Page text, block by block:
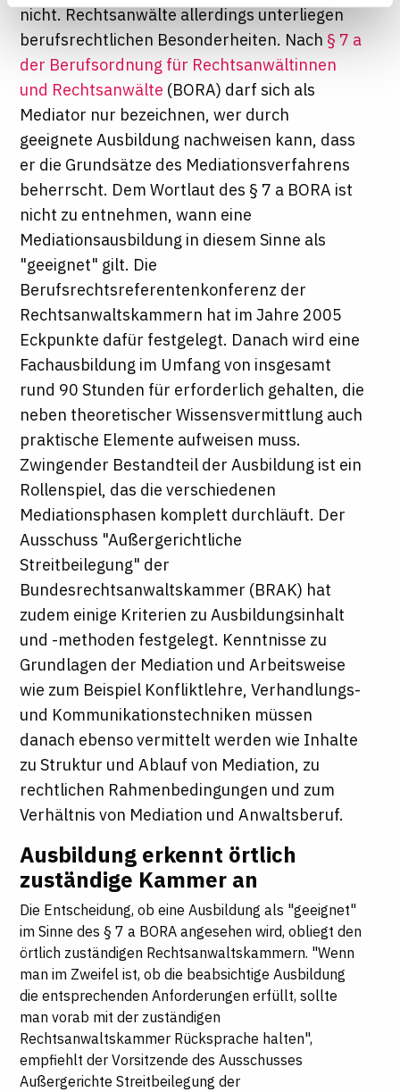
Seite auf "Cookie-Einstellungen" klicken. Weitere
Informationen finden Sie in unseren
Datenschutzhinweisen
nicht. Rechtsanwälte allerdings unterliegen
berufsrechtlichen Besonderheiten. Nach § 7 a
der Berufsordnung für Rechtsanwältinnen
und Rechtsanwälte (BORA) darf sich als
Mediator nur bezeichnen, wer durch
geeignete Ausbildung nachweisen kann, dass
er die Grundsätze des Mediationsverfahrens
beherrscht. Dem Wortlaut des § 7 a BORA ist
nicht zu entnehmen, wann eine
Mediationsausbildung in diesem Sinne als
"geeignet" gilt. Die
Berufsrechtsreferentenkonferenz der
Rechtsanwaltskammern hat im Jahre 2005
Eckpunkte dafür festgelegt. Danach wird eine
Fachausbildung im Umfang von insgesamt
rund 90 Stunden für erforderlich gehalten, die
neben theoretischer Wissensvermittlung auch
praktische Elemente aufweisen muss.
Zwingender Bestandteil der Ausbildung ist ein
Rollenspiel, das die verschiedenen
Mediationsphasen komplett durchläuft. Der
Ausschuss "Außergerichtliche
Streitbeilegung" der
Bundesrechtsanwaltskammer (BRAK) hat
zudem einige Kriterien zu Ausbildungsinhalt
und -methoden festgelegt. Kenntnisse zu
Grundlagen der Mediation und Arbeitsweise
wie zum Beispiel Konfliktlehre, Verhandlungs-
und Kommunikationstechniken müssen
danach ebenso vermittelt werden wie Inhalte
zu Struktur und Ablauf von Mediation, zu
rechtlichen Rahmenbedingungen und zum
Verhältnis von Mediation und Anwaltsberuf.
Ausbildung erkennt örtlich
zuständige Kammer an
Die Entscheidung, ob eine Ausbildung als "geeignet"
im Sinne des § 7 a BORA angesehen wird, obliegt den
örtlich zuständigen Rechtsanwaltskammern. "Wenn
man im Zweifel ist, ob die beabsichtige Ausbildung
die entsprechenden Anforderungen erfüllt, sollte
man vorab mit der zuständigen
Rechtsanwaltskammer Rücksprache halten",
empfiehlt der Vorsitzende des Ausschusses
Außergerichte Streitbeilegung der